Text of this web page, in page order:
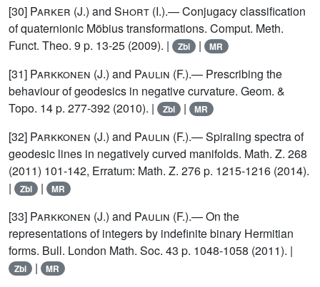
[30] Parker (J.) and Short (I.).— Conjugacy classification
of quaternionic Möbius transformations. Comput. Meth.
Funct. Theo. 9 p. 13-25 (2009). |
Zbl | MR
[31] Parkkonen (J.) and Paulin (F.).— Prescribing the
behaviour of geodesics in negative curvature. Geom. &
Topo. 14 p. 277-392 (2010). |
Zbl | MR
[32] Parkkonen (J.) and Paulin (F.).— Spiraling spectra of
geodesic lines in negatively curved manifolds. Math. Z. 268
(2011) 101-142, Erratum: Math. Z. 276 p. 1215-1216 (2014).
|
Zbl | MR
[33] Parkkonen (J.) and Paulin (F.).— On the
representations of integers by indefinite binary Hermitian
forms. Bull. London Math. Soc. 43 p. 1048-1058 (2011). |
Zbl | MR